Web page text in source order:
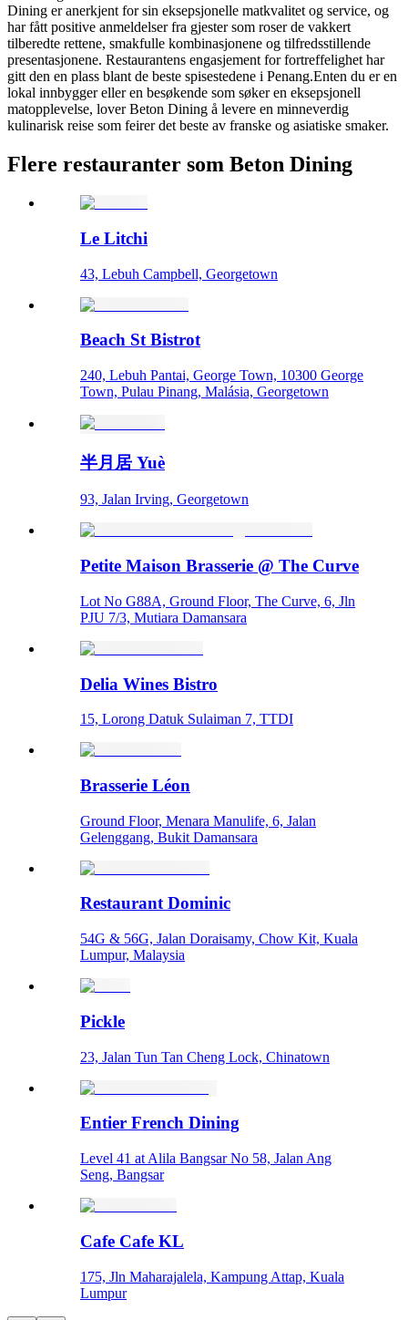
Dining er anerkjent for sin eksepsjonelle matkvalitet og service, og
har fått positive anmeldelser fra gjester som roser de vakkert
tilberedte rettene, smakfulle kombinasjonene og tilfredsstillende
presentasjonene. Restaurantens engasjement for fortreffelighet har
gitt den en plass blant de beste spisestedene i Penang.Enten du er en
lokal innbygger eller en besøkende som søker en eksepsjonell
matopplevelse, lover Beton Dining å levere en minneverdig
kulinarisk reise som feirer det beste av franske og asiatiske smaker.
Flere restauranter som Beton Dining
Le Litchi
43, Lebuh Campbell, Georgetown
Beach St Bistrot
240, Lebuh Pantai, George Town, 10300 George
Town, Pulau Pinang, Malásia, Georgetown
半月居 Yuè
93, Jalan Irving, Georgetown
Petite Maison Brasserie @ The Curve
Lot No G88A, Ground Floor, The Curve, 6, Jln
PJU 7/3, Mutiara Damansara
Delia Wines Bistro
15, Lorong Datuk Sulaiman 7, TTDI
Brasserie Léon
Ground Floor, Menara Manulife, 6, Jalan
Gelenggang, Bukit Damansara
Restaurant Dominic
54G & 56G, Jalan Doraisamy, Chow Kit, Kuala
Lumpur, Malaysia
Pickle
23, Jalan Tun Tan Cheng Lock, Chinatown
Entier French Dining
Level 41 at Alila Bangsar No 58, Jalan Ang
Seng, Bangsar
Cafe Cafe KL
175, Jln Maharajalela, Kampung Attap, Kuala
Lumpur